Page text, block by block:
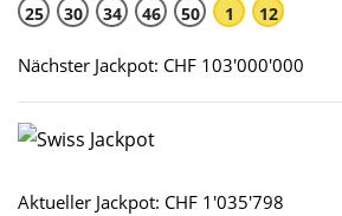
25 30 34 46 50 1 12
Nächster Jackpot: CHF 103'000'000
Aktueller Jackpot: CHF 1'035'798